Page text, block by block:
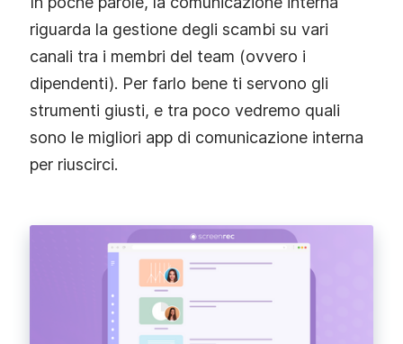
riguarda la gestione degli scambi su vari
canali tra i membri del team (ovvero i
dipendenti). Per farlo bene ti servono gli
strumenti giusti, e tra poco vedremo quali
sono le migliori app di comunicazione interna
per riuscirci.